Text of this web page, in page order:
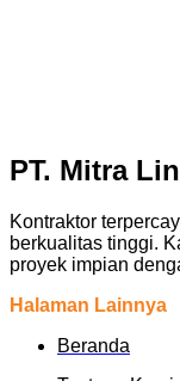
PT. Mitra
Kontraktor
berkualitas tinggi.
proyek impian
Halaman Lainnya
Beranda